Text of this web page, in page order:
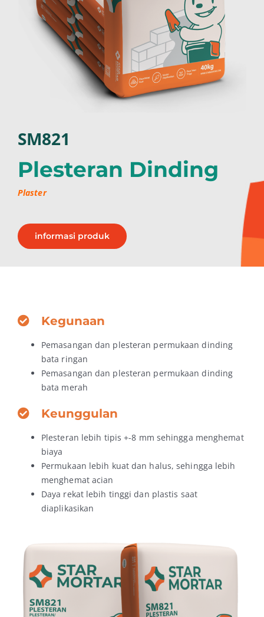
SM821
Plesteran Dinding
Plaster
informasi produk
Kegunaan
Pemasangan dan plesteran permukaan dinding
bata ringan
Pemasangan dan plesteran permukaan dinding
bata merah
Keunggulan
Plesteran lebih tipis +-8 mm sehingga menghemat
biaya
Permukaan lebih kuat dan halus, sehingga lebih
menghemat acian
Daya rekat lebih tinggi dan plastis saat
diaplikasikan